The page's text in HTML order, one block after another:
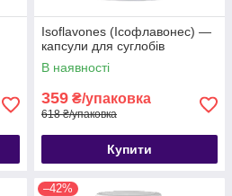
Isoflavones (Ісофлавонес) —
капсули для суглобів
В наявності
359 ₴/упаковка
618 ₴/упаковка
Купити
–42%